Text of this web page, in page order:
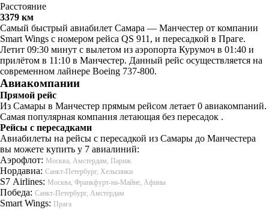
Расстояние
3379 км
Самый быстрый авиабилет Самара — Манчестер от компании
Smart Wings с номером рейса QS 911, и пересадкой в Праге.
Летит 09:30 минут с вылетом из аэропорта Курумоч в 01:40 и
прилётом в 11:10 в Манчестер. Данный рейс осуществляется на
современном лайнере Boeing 737-800.
Авиакомпании
Прямой рейс
Из Самары в Манчестер прямым рейсом летает 0 авиакомпаний.
Самая популярная компания летающая без пересадок .
Рейсы с пересадками
Авиабилеты на рейсы с пересадкой из Самары до Манчестера
вы можете купить у 7 авиалиний:
Аэрофлот: Москва, Амстердам, Париж
Нордавиа: Санкт-Петербург, Хельсинки
S7 Airlines: Москва, Франкфурт-на-Майне, Афины
Победа: Санкт-Петербург, Амстердам
Smart Wings: Прага